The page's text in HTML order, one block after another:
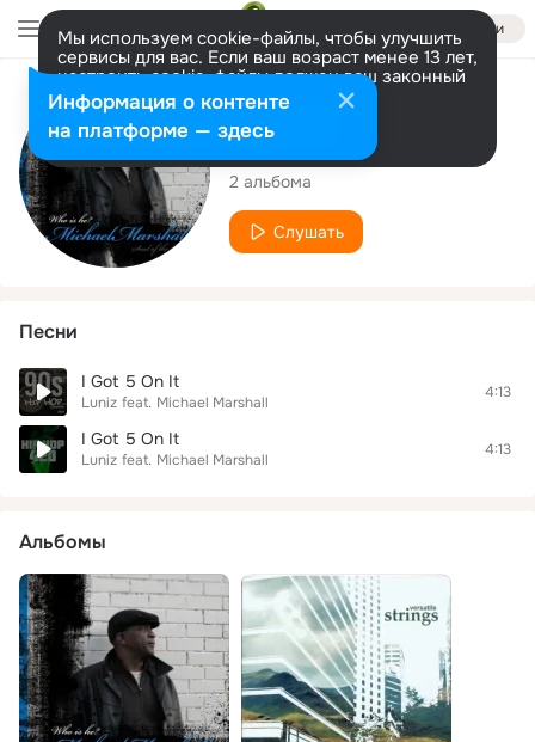
Войти
Мы используем cookie-файлы, чтобы улучшить
сервисы для вас. Если ваш возраст менее 13 лет,
настроить cookie-файлы должен ваш законный
представитель. Больше информации
Разрешить все Настроить
Исполнитель
Michael Marshall
2 альбома
Слушать
Песни
I Got 5 On It
Luniz feat. Michael Marshall
4:13
I Got 5 On It
Luniz feat. Michael Marshall
4:13
Альбомы
Информация о контенте
на платформе — здесь